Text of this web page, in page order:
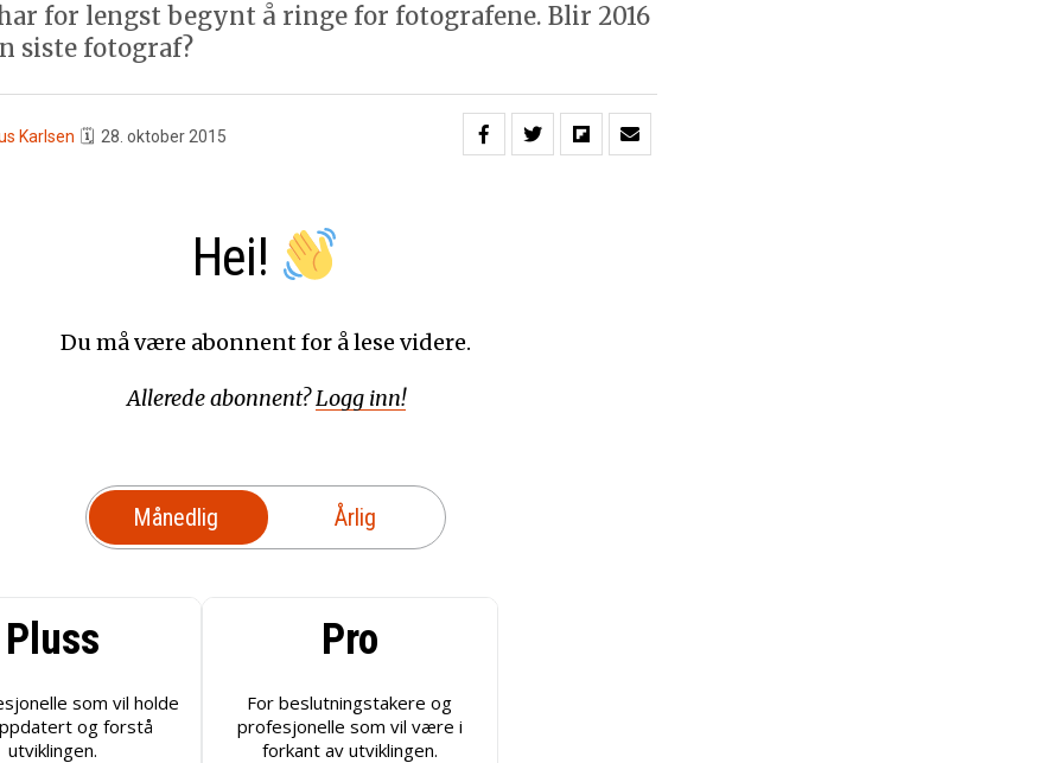
for lengst begynt å ringe for fotografene. Blir 2016
siste fotograf?
Karlsen 🗓 28. oktober 2015
Hei!
Du må være abonnent for å lese videre.
Allerede abonnent?Logg inn!
Månedlig Årlig
Pluss
som vil holde
og forstå
utviklingen.
Pro
For beslutningstakere og
profesjonelle som vil være i
forkant av utviklingen.